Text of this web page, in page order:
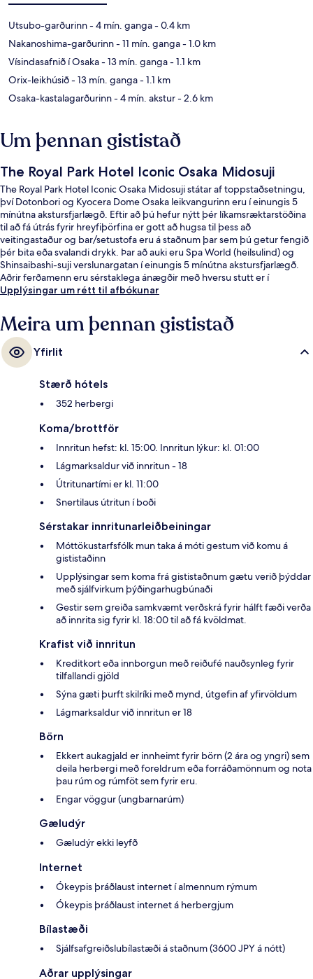
Utsubo-garðurinn- 4 mín. ganga- 0.4 km
Nakanoshima-garðurinn- 11 mín. ganga- 1.0 km
Vísindasafnið í Osaka- 13 mín. ganga- 1.1 km
Orix-leikhúsið- 13 mín. ganga- 1.1 km
Osaka-kastalagarðurinn- 4 mín. akstur- 2.6 km
Um þennan gististað
The Royal Park Hotel Iconic Osaka Midosuji
The Royal Park Hotel Iconic Osaka Midosuji státar af toppstaðsetningu,
því Dotonbori og Kyocera Dome Osaka leikvangurinn eru í einungis 5
mínútna akstursfjarlægð. Eftir að þú hefur nýtt þér líkamsræktarstöðina
til að fá útrás fyrir hreyfiþörfina er gott að hugsa til þess að
veitingastaður og bar/setustofa eru á staðnum þar sem þú getur fengið
þér bita eða svalandi drykk. Þar að auki eru Spa World (heilsulind) og
Shinsaibashi-suji verslunargatan í einungis 5 mínútna akstursfjarlægð.
Aðrir ferðamenn eru sérstaklega ánægðir með hversu stutt er í
almenningssamgöngur: Hommachi lestarstöðin er í 3 mínútna
Upplýsingar um rétt til afbókunar
Meira um þennan gististað
Yfirlit
Stærð hótels
352 herbergi
Koma/brottför
Innritun hefst: kl. 15:00. Innritun lýkur: kl. 01:00
Lágmarksaldur við innritun - 18
Útritunartími er kl. 11:00
Snertilaus útritun í boði
Sérstakar innritunarleiðbeiningar
Móttökustarfsfólk mun taka á móti gestum við komu á
gististaðinn
Upplýsingar sem koma frá gististaðnum gætu verið þýddar
með sjálfvirkum þýðingarhugbúnaði
Gestir sem greiða samkvæmt verðskrá fyrir hálft fæði verða
að innrita sig fyrir kl. 18:00 til að fá kvöldmat.
Krafist við innritun
Kreditkort eða innborgun með reiðufé nauðsynleg fyrir
tilfallandi gjöld
Sýna gæti þurft skilríki með mynd, útgefin af yfirvöldum
Lágmarksaldur við innritun er 18
Börn
Ekkert aukagjald er innheimt fyrir börn (2 ára og yngri) sem
deila herbergi með foreldrum eða forráðamönnum og nota
þau rúm og rúmföt sem fyrir eru.
Engar vöggur (ungbarnarúm)
Gæludýr
Gæludýr ekki leyfð
Internet
Ókeypis þráðlaust internet í almennum rýmum
Ókeypis þráðlaust internet á herbergjum
Bílastæði
Sjálfsafgreiðslubílastæði á staðnum (3600 JPY á nótt)
Aðrar upplýsingar